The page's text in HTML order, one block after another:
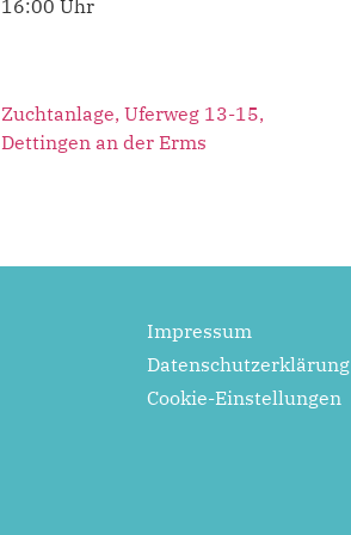
16:00 Uhr
Zuchtanlage, Uferweg 13-15,
Dettingen an der Erms
Impressum
Datenschutzerklärung
Cookie-Einstellungen